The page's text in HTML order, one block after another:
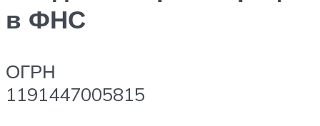
в ФНС
ОГРН
1191447005815